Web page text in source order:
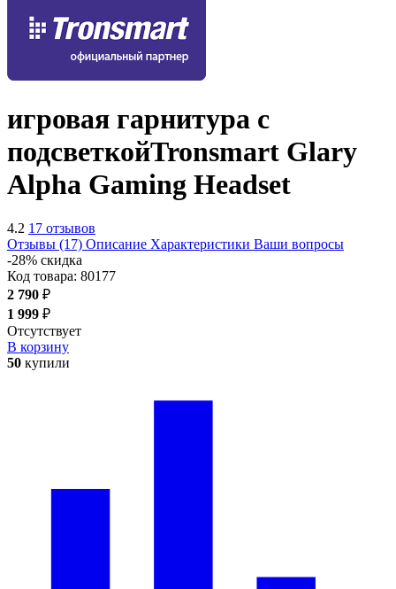
игровая гарнитура с
подсветкойTronsmart Glary
Alpha Gaming Headset
4.2 17 отзывов
Отзывы (17) Описание Характеристики Ваши вопросы
-28% скидка
Код товара: 80177
2 790 ₽
1 999 ₽
Отсутствует
В корзину
50 купили